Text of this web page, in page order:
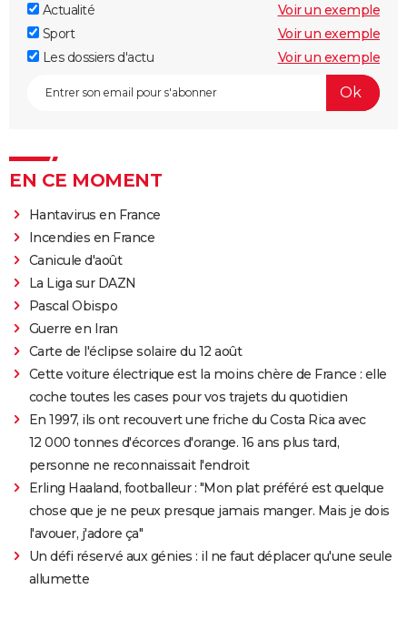
Actualité
Voir un exemple
Sport
Voir un exemple
Les dossiers d'actu
Voir un exemple
EN CE MOMENT
Hantavirus en France
Incendies en France
Canicule d'août
La Liga sur DAZN
Pascal Obispo
Guerre en Iran
Carte de l'éclipse solaire du 12 août
Cette voiture électrique est la moins chère de France : elle
coche toutes les cases pour vos trajets du quotidien
En 1997, ils ont recouvert une friche du Costa Rica avec
12 000 tonnes d'écorces d'orange. 16 ans plus tard,
personne ne reconnaissait l'endroit
Erling Haaland, footballeur : "Mon plat préféré est quelque
chose que je ne peux presque jamais manger. Mais je dois
l'avouer, j'adore ça"
Un défi réservé aux génies : il ne faut déplacer qu'une seule
allumette